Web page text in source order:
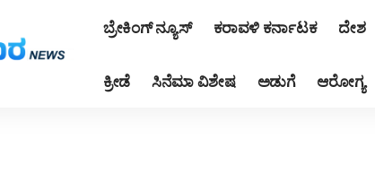
ಬ್ರೇಕಿಂಗ್ ನ್ಯೂಸ್ ಕರಾವಳಿ ಕರ್ನಾಟಕ ದೇಶ
ಕ್ರೀಡೆ ಸಿನೆಮಾ ವಿಶೇಷ ಅಡುಗೆ ಆರೋಗ್ಯ